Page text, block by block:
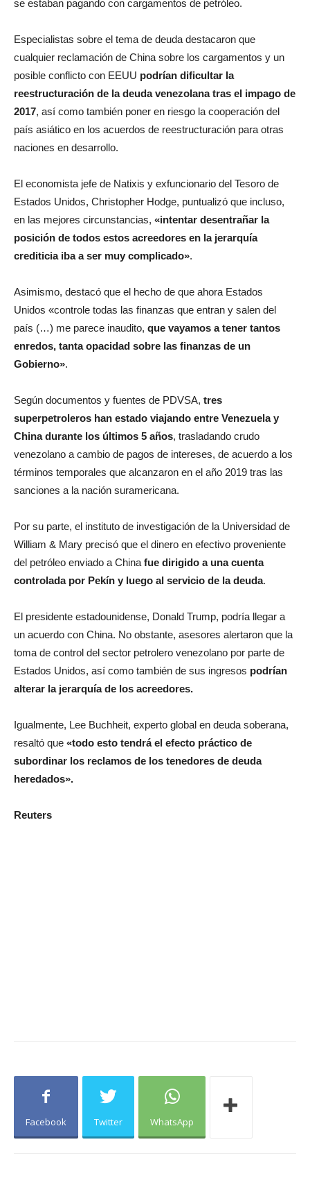
se estaban pagando con cargamentos de petróleo.
Especialistas sobre el tema de deuda destacaron que
cualquier reclamación de China sobre los cargamentos y un
posible conflicto con EEUU podrían dificultar la
reestructuración de la deuda venezolana tras el impago de
2017, así como también poner en riesgo la cooperación del
país asiático en los acuerdos de reestructuración para otras
naciones en desarrollo.
El economista jefe de Natixis y exfuncionario del Tesoro de
Estados Unidos, Christopher Hodge, puntualizó que incluso,
en las mejores circunstancias, «intentar desentrañar la
posición de todos estos acreedores en la jerarquía
crediticia iba a ser muy complicado».
Asimismo, destacó que el hecho de que ahora Estados
Unidos «controle todas las finanzas que entran y salen del
país (…) me parece inaudito, que vayamos a tener tantos
enredos, tanta opacidad sobre las finanzas de un
Gobierno».
Según documentos y fuentes de PDVSA, tres
superpetroleros han estado viajando entre Venezuela y
China durante los últimos 5 años, trasladando crudo
venezolano a cambio de pagos de intereses, de acuerdo a los
términos temporales que alcanzaron en el año 2019 tras las
sanciones a la nación suramericana.
Por su parte, el instituto de investigación de la Universidad de
William & Mary precisó que el dinero en efectivo proveniente
del petróleo enviado a China fue dirigido a una cuenta
controlada por Pekín y luego al servicio de la deuda.
El presidente estadounidense, Donald Trump, podría llegar a
un acuerdo con China. No obstante, asesores alertaron que la
toma de control del sector petrolero venezolano por parte de
Estados Unidos, así como también de sus ingresos podrían
alterar la jerarquía de los acreedores.
Igualmente, Lee Buchheit, experto global en deuda soberana,
resaltó que «todo esto tendrá el efecto práctico de
subordinar los reclamos de los tenedores de deuda
heredados».
Reuters
Facebook Twitter WhatsApp